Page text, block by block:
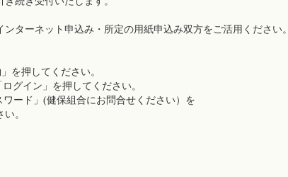
ターネット申込み・所定の用紙申込み双方をご活用ください。
押してください。
イン」を押してください。
ド」(健保組合にお問合せください）を
。